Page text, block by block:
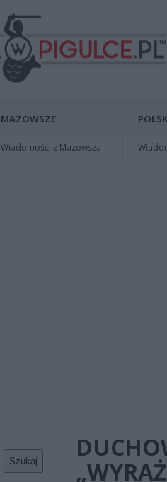
MAZOWSZE
Wiadomości z Mazowsza
Szukaj